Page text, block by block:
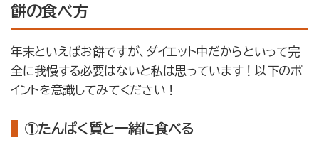
餅の食べ方
年末といえばお餅ですが、ダイエット中だからといって完
全に我慢する必要はないと私は思っています！以下のポ
イントを意識してみてください！
①たんぱく質と一緒に食べる